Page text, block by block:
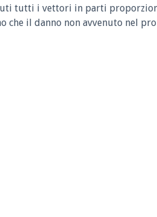
tutti i vettori in parti
che il danno non avvenuto nel